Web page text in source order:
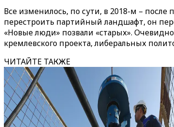
Все изменилось, по сути, в 2018-м – после
перестроить партийный ландшафт, он
«Новые люди» позвали «старых».
кремлевского проекта, либеральных
ЧИТАЙТЕ ТАКЖЕ